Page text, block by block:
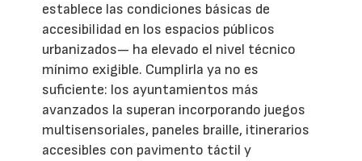
establece las condiciones básicas de
accesibilidad en los espacios públicos
urbanizados— ha elevado el nivel técnico
mínimo exigible. Cumplirla ya no es
suficiente: los ayuntamientos más
avanzados la superan incorporando juegos
multisensoriales, paneles braille, itinerarios
accesibles con pavimento táctil y